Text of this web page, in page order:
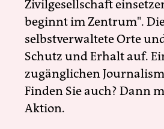
Zivilgesellschaft
beginnt im Zentrum".
selbstverwaltete Orte
Schutz und Erhalt auf.
zugänglichen
Finden Sie auch? Dann
Aktion.